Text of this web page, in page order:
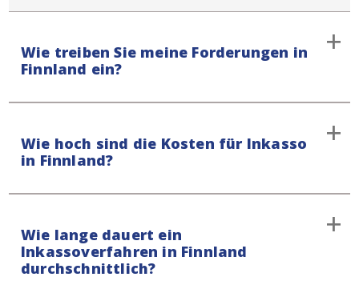
Wie treiben Sie meine Forderungen in
Finnland ein?
gütlichen Einigung ohne gerichtliche Beteiligung,
gefolgt von gerichtlichen Schritten auf Ihren
Wie hoch sind die Kosten für Inkasso
in Finnland?
No-Cure-No-Pay-Basis, auch in Finnland. Unsere
Grundgebühr beträgt € 195,- für
Verwaltungskosten. Unser Ziel ist es, die
Wie lange dauert ein
Inkassoverfahren in Finnland
durchschnittlich?